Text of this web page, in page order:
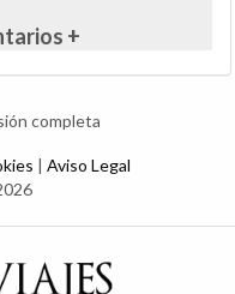
+
completa
| Aviso Legal